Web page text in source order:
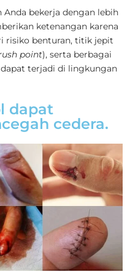
bekerja dengan lebih
ketenangan karena
risiko benturan, titik jepit
point), serta berbagai
terjadi di lingkungan
dapat
cedera.